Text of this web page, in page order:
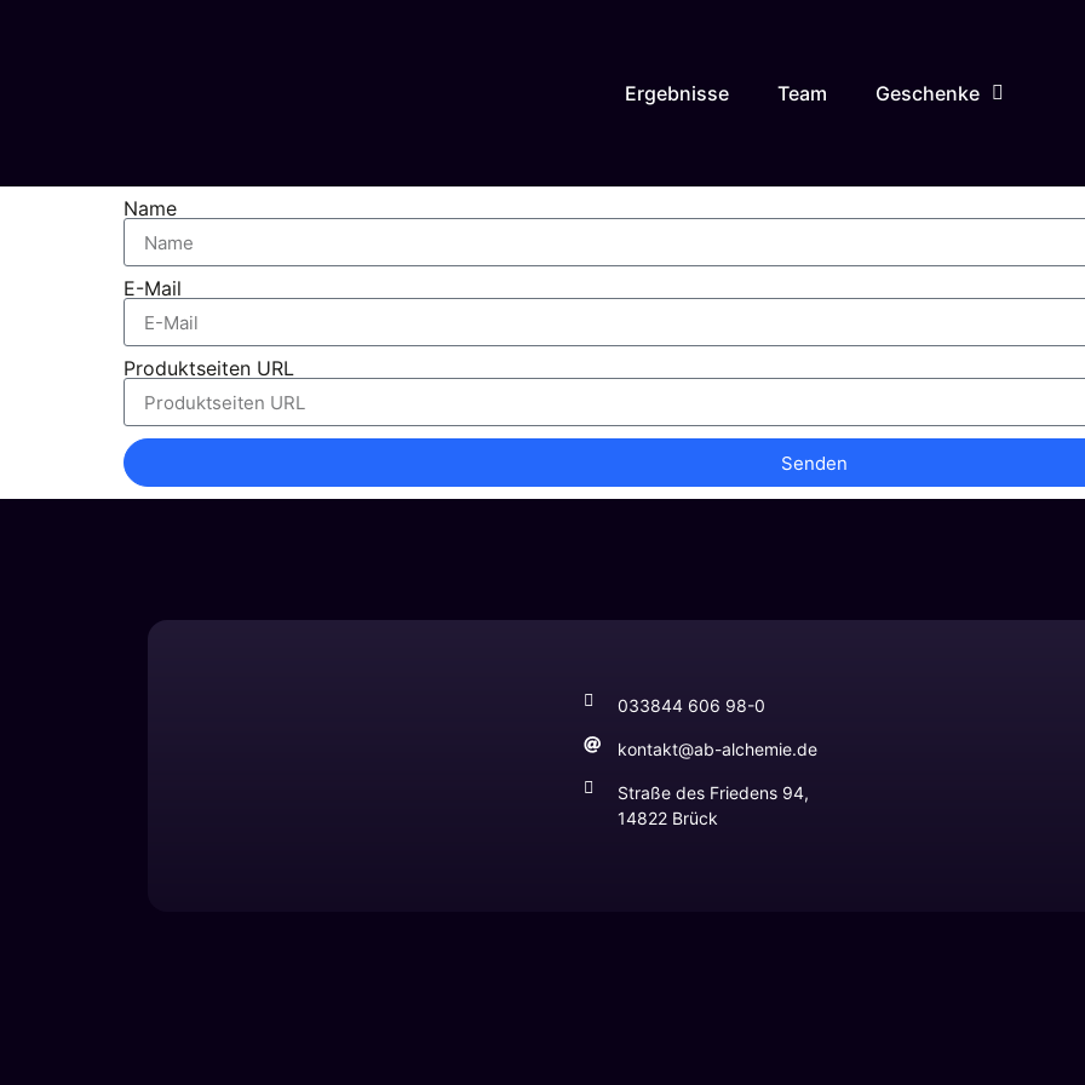
Ergebnisse Team Geschenke
Name
E-Mail
Produktseiten URL
Senden
033844 606 98-0
kontakt@ab-alchemie.de
Straße des Friedens 94,
14822 Brück